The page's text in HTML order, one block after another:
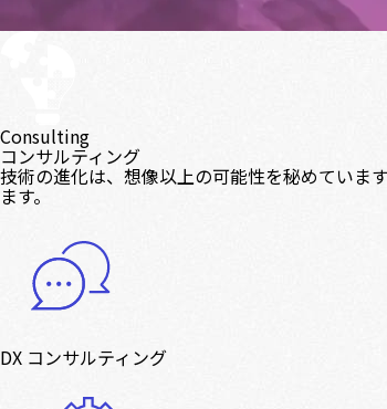
Consulting
コンサルティング
技術の進化は、想像以上の可能性を秘めていま
ます。
DX コンサルティング